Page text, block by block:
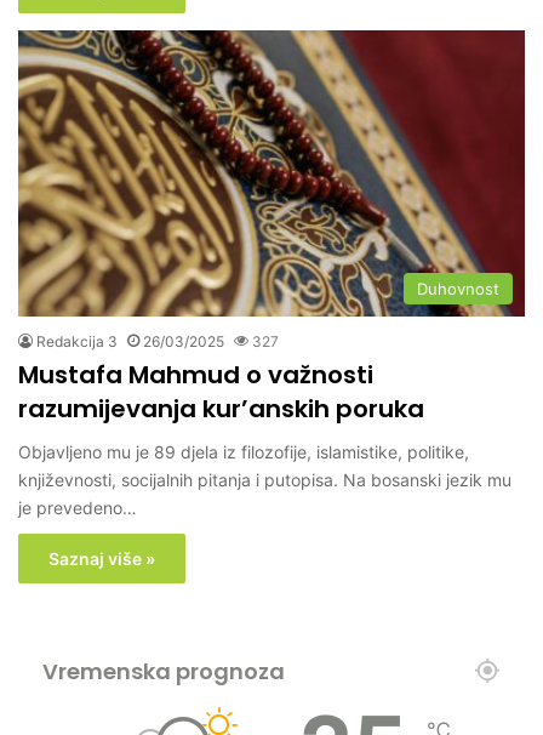
Duhovnost
Redakcija 3 26/03/2025 327
Mustafa Mahmud o važnosti
razumijevanja kur’anskih poruka
Objavljeno mu je 89 djela iz filozofije, islamistike, politike,
književnosti, socijalnih pitanja i putopisa. Na bosanski jezik mu
je prevedeno…
Saznaj više »
Vremenska prognoza
℃